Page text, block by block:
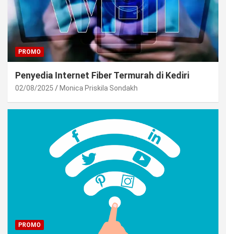
PROMO
Penyedia Internet Fiber Termurah di Kediri
02/08/2025 Monica Priskila Sondakh
PROMO